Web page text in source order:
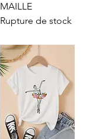
MAILLE
Rupture de stock